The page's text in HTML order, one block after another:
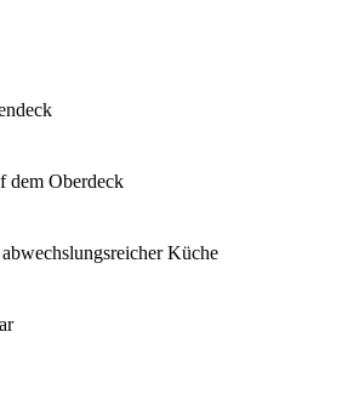
dem Oberdeck
Küche